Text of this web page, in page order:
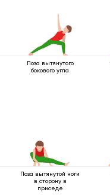
Поза вытянутого
бокового угла
Поза вытянутой ноги
в сторону в
приседе